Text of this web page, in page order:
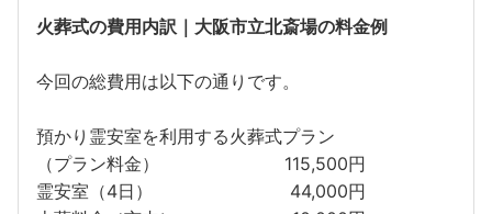
火葬式の費用内訳｜大阪市立北斎場の料金例
今回の総費用は以下の通りです。
預かり霊安室を利用する火葬式プラン
（プラン料金）
115,500円
霊安室（4日）
44,000円